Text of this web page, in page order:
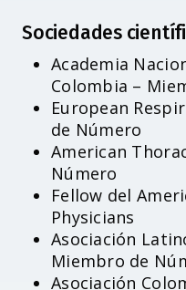
Sociedades
Academia
Colombia –
European
de Número
American
Número
Fellow del
Physicians
Asociación
Miembro de
Asociación